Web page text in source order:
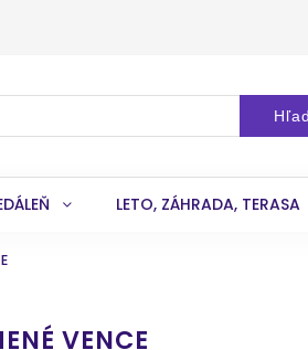
LETO, ZÁHRADA, TERASA
VENCE